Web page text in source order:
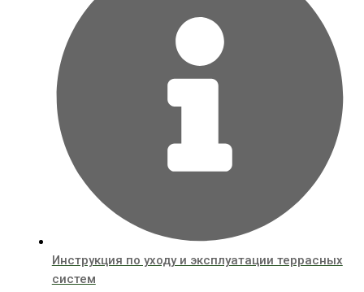
Инструкция по уходу и эксплуатации террасных
систем